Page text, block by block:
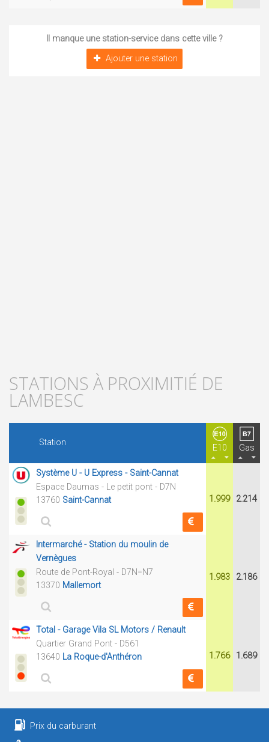
Il manque une station-service dans cette ville ?
Ajouter une station
STATIONS À PROXIMITIÉ DE
LAMBESC
Station
E10 Gas
Système U - U Express - Saint-Cannat
Espace Daumas - Le petit pont - D7N
13760 Saint-Cannat 1.999 2.214
Intermarché - Station du moulin de
Vernègues
Route de Pont-Royal - D7N=N7
13370 Mallemort
1.983 2.186
Total - Garage Vila SL Motors / Renault
Quartier Grand Pont - D561
13640 La Roque-d'Anthéron 1.766 1.689
Prix du carburant